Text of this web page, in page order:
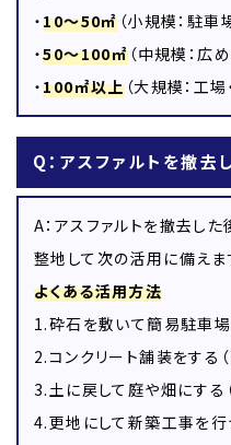
・10～50㎡（小規模：駐車
・50～100㎡ （中規模：広
・100㎡以上（大規模：工場
Q：アスファルトを撤去
A：アスファルトを撤去し
整地して次の活用に備えま
よくある活用方法
1.砕石を敷いて簡易駐車場
2.コンクリート舗装をする
3.土に戻して庭や畑にする
4.更地にして新築工事を行